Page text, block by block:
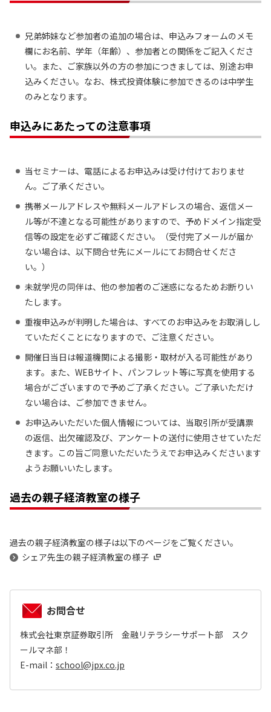
兄弟姉妹など参加者の追加の場合は、申込みフォームのメモ
欄にお名前、学年（年齢）、参加者との関係をご記入くださ
い。また、ご家族以外の方の参加につきましては、別途お申
込みください。なお、株式投資体験に参加できるのは中学生
のみとなります。
申込みにあたっての注意事項
当セミナーは、電話によるお申込みは受け付けておりませ
ん。ご了承ください。
携帯メールアドレスや無料メールアドレスの場合、返信メー
ル等が不達となる可能性がありますので、予めドメイン指定受
信等の設定を必ずご確認ください。（受付完了メールが届か
ない場合は、以下問合せ先にメールにてお問合せくださ
い。）
未就学児の同伴は、他の参加者のご迷惑になるためお断りい
たします。
重複申込みが判明した場合は、すべてのお申込みをお取消しし
ていただくことになりますので、ご注意ください。
開催日当日は報道機関による撮影・取材が入る可能性があり
ます。また、WEBサイト、パンフレット等に写真を使用する
場合がございますので予めご了承ください。ご了承いただけ
ない場合は、ご参加できません。
お申込みいただいた個人情報については、当取引所が受講票
の返信、出欠確認及び、アンケートの送付に使用させていただ
きます。この旨ご同意いただいたうえでお申込みくださいます
ようお願いいたします。
過去の親子経済教室の様子
過去の親子経済教室の様子は以下のページをご覧ください。
シェア先生の親子経済教室の様子
お問合せ
株式会社東京証券取引所 金融リテラシーサポート部 スク
ールマネ部！
E-mail： school@jpx.co.jp